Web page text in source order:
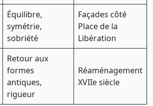
Équilibre,
symétrie,
sobriété
Façades côté
Place de la
Libération
Retour aux
formes
antiques,
rigueur
Réaménagement
XVIIe siècle